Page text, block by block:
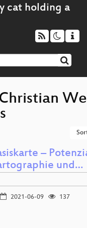
–
und…
2021-06-09
137